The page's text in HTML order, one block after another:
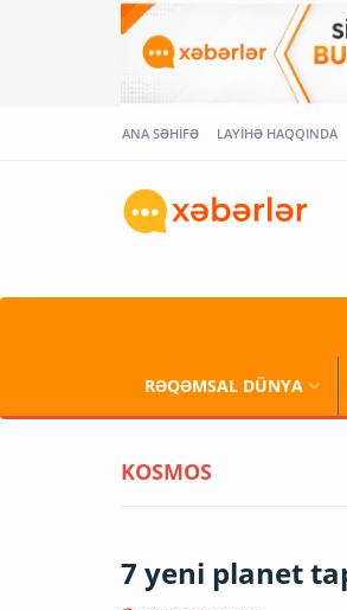
ANA SƏHİFƏ LAYİHƏ HAQQINDA
RƏQƏMSAL DÜNYA
KOSMOS
7 yeni planet